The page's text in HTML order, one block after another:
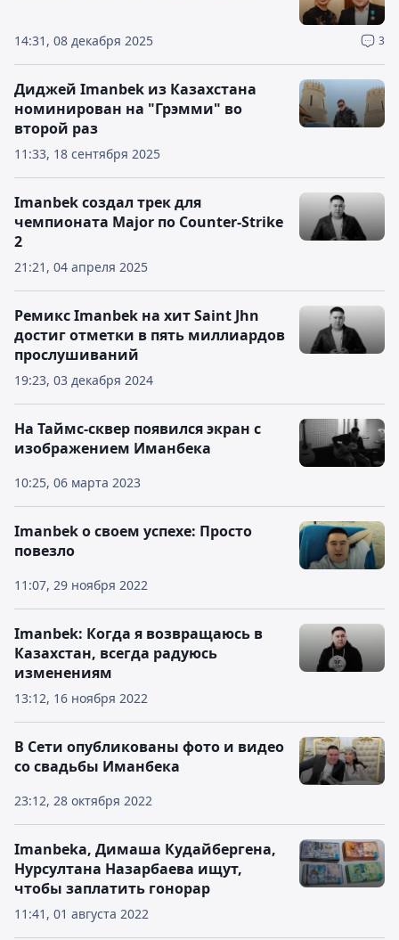
14:31, 08 декабря 2025 3
11:33, 18 сентября 2025
Диджей Imanbek из Казахстана
номинирован на "Грэмми" во
второй раз
21:21, 04 апреля 2025
Imanbek создал трек для
чемпионата Major по Counter-Strike
2
19:23, 03 декабря 2024
Ремикс Imanbek на хит Saint Jhn
достиг отметки в пять миллиардов
прослушиваний
10:25, 06 марта 2023
На Таймс-сквер появился экран с
изображением Иманбека
11:07, 29 ноября 2022
Imanbek о своем успехе: Просто
повезло
13:12, 16 ноября 2022
Imanbek: Когда я возвращаюсь в
Казахстан, всегда радуюсь
изменениям
23:12, 28 октября 2022
В Сети опубликованы фото и видео
со свадьбы Иманбека
11:41, 01 августа 2022
Imanbekа, Димаша Кудайбергена,
Нурсултана Назарбаева ищут,
чтобы заплатить гонорар